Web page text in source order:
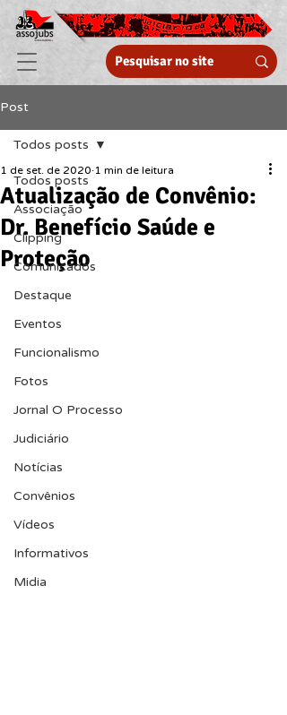
Post
Todos posts
Associação
Clipping
Comunicados
Destaque
Eventos
Funcionalismo
Fotos
Jornal O Processo
Judiciário
Notícias
Convênios
Vídeos
Informativos
Midia
Todos posts
Atualização de Convênio:
Dr. Benefício Saúde e
Proteção
1 de set. de 2020 1 min de leitura